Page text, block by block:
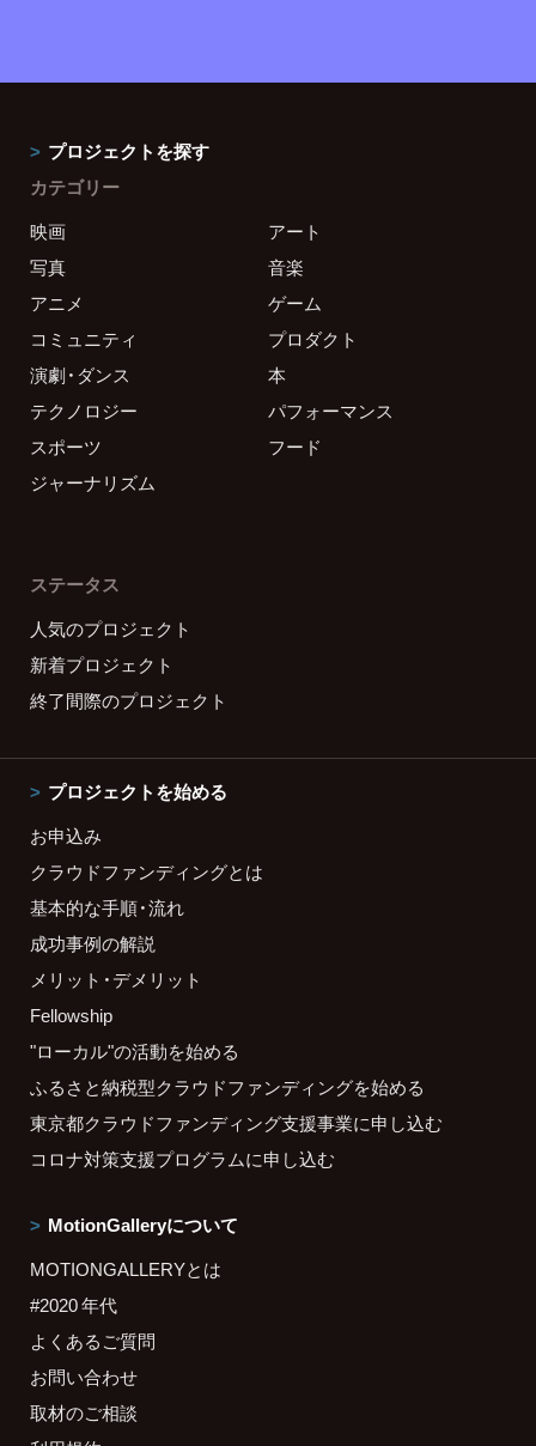
プロジェクトを探す
カテゴリー
映画
アート
写真
音楽
アニメ
ゲーム
コミュニティ
プロダクト
演劇・ダンス
本
テクノロジー
パフォーマンス
スポーツ
フード
ジャーナリズム
ステータス
人気のプロジェクト
新着プロジェクト
終了間際のプロジェクト
プロジェクトを始める
お申込み
クラウドファンディングとは
基本的な手順・流れ
成功事例の解説
メリット・デメリット
Fellowship
"ローカル"の活動を始める
ふるさと納税型クラウドファンディングを始める
東京都クラウドファンディング支援事業に申し込む
コロナ対策支援プログラムに申し込む
MotionGalleryについて
MOTIONGALLERYとは
#2020 年代
よくあるご質問
お問い合わせ
取材のご相談